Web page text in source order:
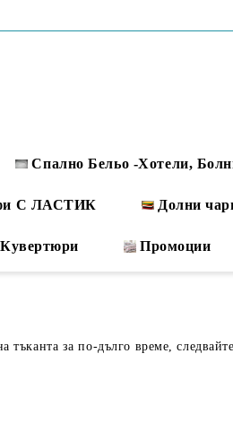
Спално Бельо -Хотели,
С ЛАСТИК Долни
Кувертюри Промоции
за по-дълго време,